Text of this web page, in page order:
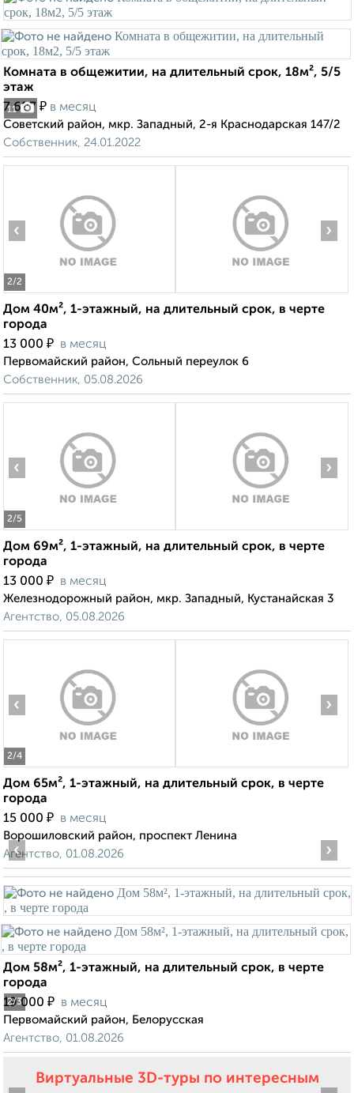
11
Комната в общежитии, на длительный срок, 18м², 5/5
этаж
7 697 ₽ в месяц
Советский район, мкр. Западный, 2-я Краснодарская 147/2
Собственник, 24.01.2022
2/2
‹ ›
Дом 40м², 1-этажный, на длительный срок, в черте
города
13 000 ₽ в месяц
Первомайский район, Сольный переулок 6
Собственник, 05.08.2026
2/5
‹ ›
Дом 69м², 1-этажный, на длительный срок, в черте
города
13 000 ₽ в месяц
Железнодорожный район, мкр. Западный, Кустанайская 3
Агентство, 05.08.2026
2/4
‹ ›
Дом 65м², 1-этажный, на длительный срок, в черте
города
15 000 ₽ в месяц
Ворошиловский район, проспект Ленина
Агентство, 01.08.2026
2/3
‹ ›
Дом 58м², 1-этажный, на длительный срок, в черте
города
19 000 ₽ в месяц
Первомайский район, Белорусская
Агентство, 01.08.2026
Виртуальные 3D-туры по интересным